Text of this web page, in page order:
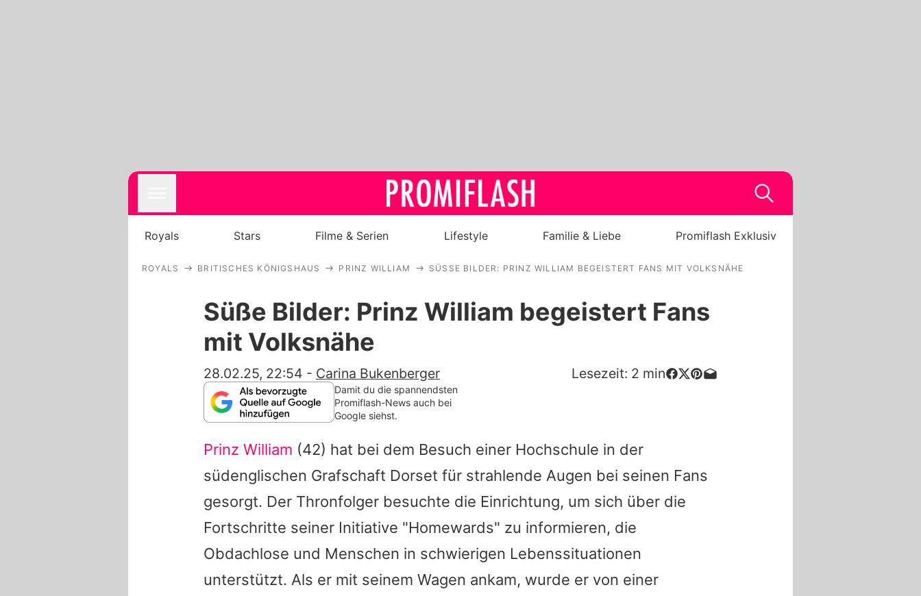
Royals
Stars
Familie & Liebe
App runterladen
Team
Redaktionelle Richtlinien
Royals Stars Filme & Serien Lifestyle Familie & Liebe Promiflash Exklusiv
ROYALS BRITISCHES KÖNIGSHAUS PRINZ WILLIAM SÜSSE BILDER: PRINZ WILLIAM BEGEISTERT FANS MIT VOLKSNÄHE
Süße Bilder: Prinz William begeistert Fans
mit Volksnähe
28.02.25, 22:54 - Carina Bukenberger Lesezeit: 2 min
Damit du die spannendsten
Promiflash-News auch bei
Google siehst.
Prinz William (42) hat bei dem Besuch einer Hochschule in der
südenglischen Grafschaft Dorset für strahlende Augen bei seinen Fans
gesorgt. Der Thronfolger besuchte die Einrichtung, um sich über die
Fortschritte seiner Initiative "Homewards" zu informieren, die
Obdachlose und Menschen in schwierigen Lebenssituationen
unterstützt. Als er mit seinem Wagen ankam, wurde er von einer